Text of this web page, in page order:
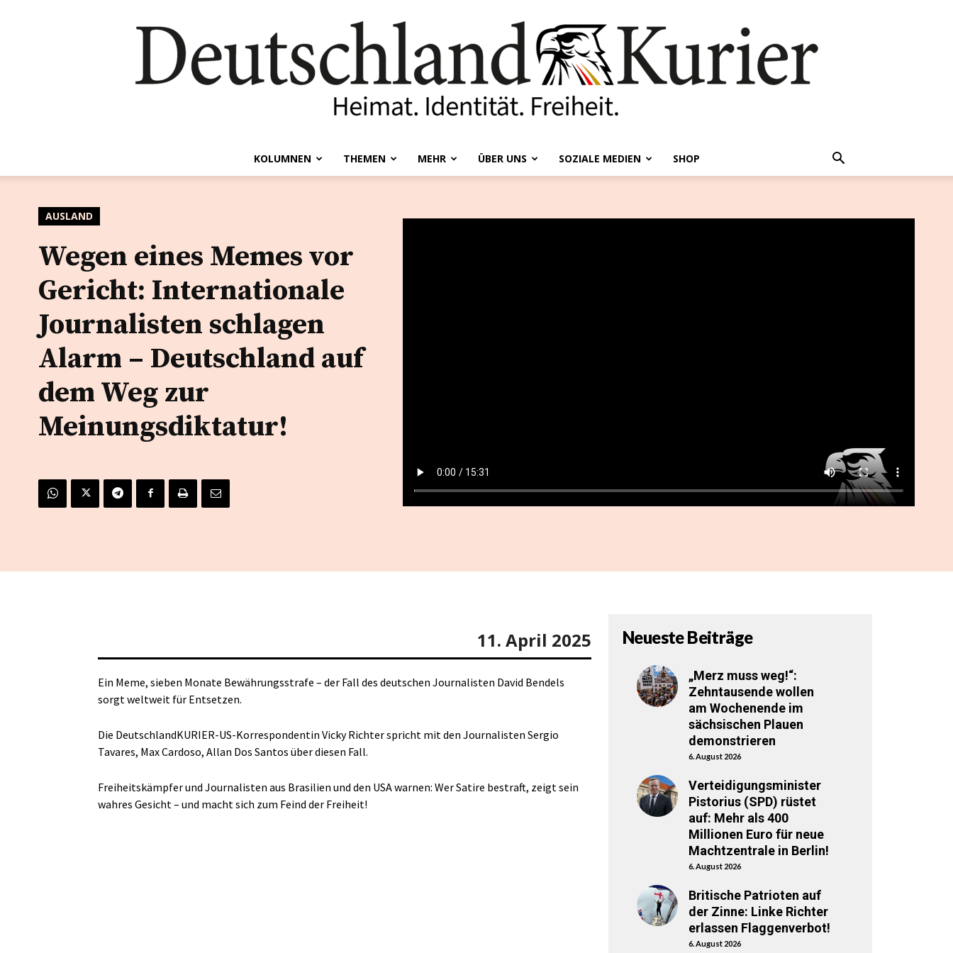
KOLUMNEN THEMEN MEHR ÜBER UNS SOZIALE MEDIEN SHOP
AUSLAND
Wegen eines Memes vor
Gericht: Internationale
Journalisten schlagen
Alarm – Deutschland auf
dem Weg zur
Meinungsdiktatur!
11. April 2025
Ein Meme, sieben Monate Bewährungsstrafe – der Fall des deutschen Journalisten David Bendels
sorgt weltweit für Entsetzen.
Die DeutschlandKURIER-US-Korrespondentin Vicky Richter spricht mit den Journalisten Sergio
Tavares, Max Cardoso, Allan Dos Santos über diesen Fall.
Freiheitskämpfer und Journalisten aus Brasilien und den USA warnen: Wer Satire bestraft, zeigt sein
wahres Gesicht – und macht sich zum Feind der Freiheit!
Neueste Beiträge
„Merz muss weg!“:
Zehntausende wollen
am Wochenende im
sächsischen Plauen
demonstrieren
6. August 2026
Verteidigungsminister
Pistorius (SPD) rüstet
auf: Mehr als 400
Millionen Euro für neue
Machtzentrale in Berlin!
6. August 2026
Britische Patrioten auf
der Zinne: Linke Richter
erlassen Flaggenverbot!
6. August 2026